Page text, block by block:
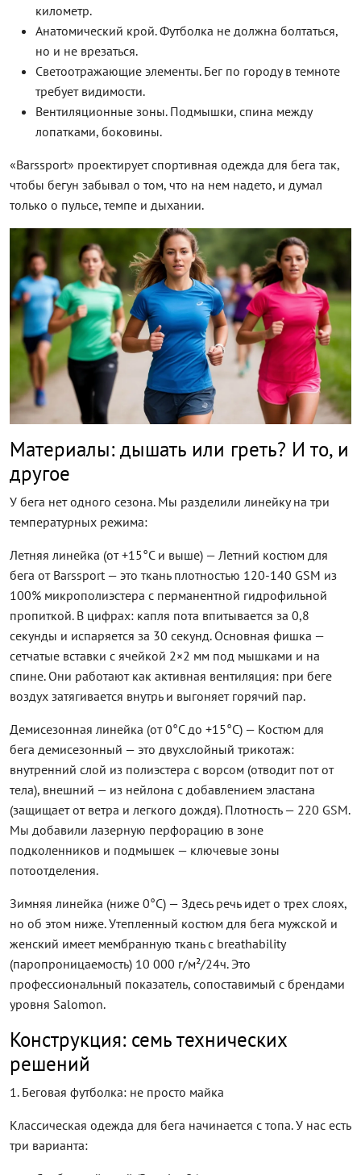
километр.
Анатомический крой. Футболка не должна болтаться,
но и не врезаться.
Светоотражающие элементы. Бег по городу в темноте
требует видимости.
Вентиляционные зоны. Подмышки, спина между
лопатками, боковины.
«Barssport» проектирует спортивная одежда для бега так,
чтобы бегун забывал о том, что на нем надето, и думал
только о пульсе, темпе и дыхании.
Материалы: дышать или греть? И то, и
другое
У бега нет одного сезона. Мы разделили линейку на три
температурных режима:
Летняя линейка (от +15°C и выше) — Летний костюм для
бега от Barssport — это ткань плотностью 120-140 GSM из
100% микрополиэстера с перманентной гидрофильной
пропиткой. В цифрах: капля пота впитывается за 0,8
секунды и испаряется за 30 секунд. Основная фишка —
сетчатые вставки с ячейкой 2×2 мм под мышками и на
спине. Они работают как активная вентиляция: при беге
воздух затягивается внутрь и выгоняет горячий пар.
Демисезонная линейка (от 0°C до +15°C) — Костюм для
бега демисезонный — это двухслойный трикотаж:
внутренний слой из полиэстера с ворсом (отводит пот от
тела), внешний — из нейлона с добавлением эластана
(защищает от ветра и легкого дождя). Плотность — 220 GSM.
Мы добавили лазерную перфорацию в зоне
подколенников и подмышек — ключевые зоны
потоотделения.
Зимняя линейка (ниже 0°C) — Здесь речь идет о трех слоях,
но об этом ниже. Утепленный костюм для бега мужской и
женский имеет мембранную ткань с breathability
(паропроницаемость) 10 000 г/м²/24ч. Это
профессиональный показатель, сопоставимый с брендами
уровня Salomon.
Конструкция: семь технических
решений
1. Беговая футболка: не просто майка
Классическая одежда для бега начинается с топа. У нас есть
три варианта: